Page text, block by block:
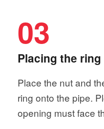
03
Placing the ring
Place the nut and
ring onto the pipe.
opening must face